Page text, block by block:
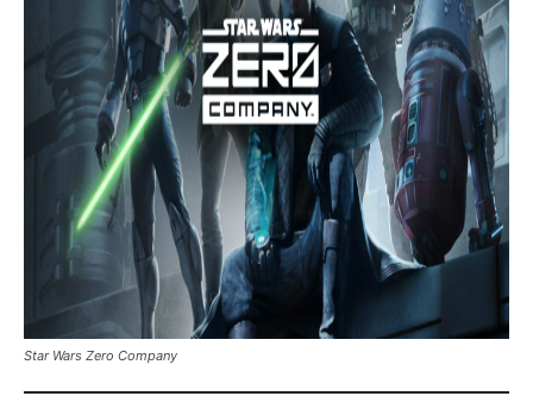
Star Wars Zero Company